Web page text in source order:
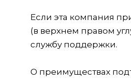
Если эта компания
(в верхнем правом
службу поддержки.
О преимуществах